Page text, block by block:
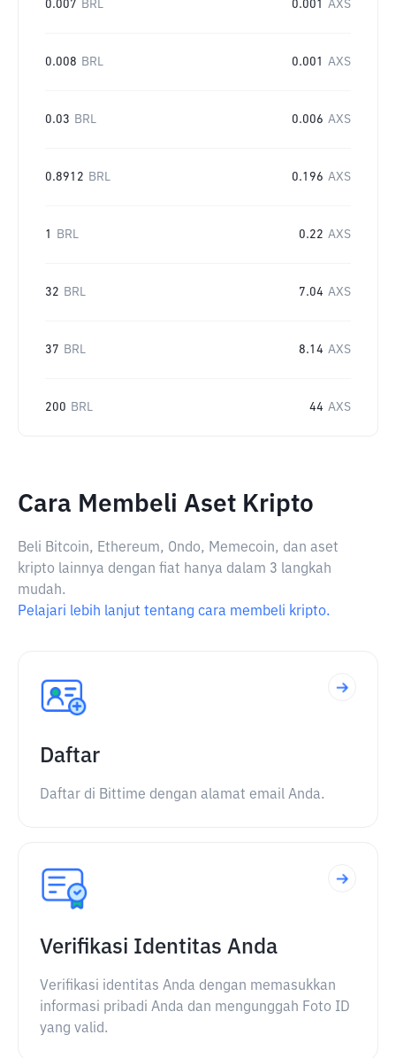
0.007 BRL 0.001 AXS
0.008 BRL 0.001 AXS
0.03 BRL 0.006 AXS
0.8912 BRL 0.196 AXS
1 BRL 0.22 AXS
32 BRL 7.04 AXS
37 BRL 8.14 AXS
200 BRL 44 AXS
Cara Membeli Aset Kripto
Beli Bitcoin, Ethereum, Ondo, Memecoin, dan aset
kripto lainnya dengan fiat hanya dalam 3 langkah
mudah.
Pelajari lebih lanjut tentang cara membeli kripto.
Daftar
Daftar di Bittime dengan alamat email Anda.
Verifikasi Identitas Anda
Verifikasi identitas Anda dengan memasukkan
informasi pribadi Anda dan mengunggah Foto ID
yang valid.